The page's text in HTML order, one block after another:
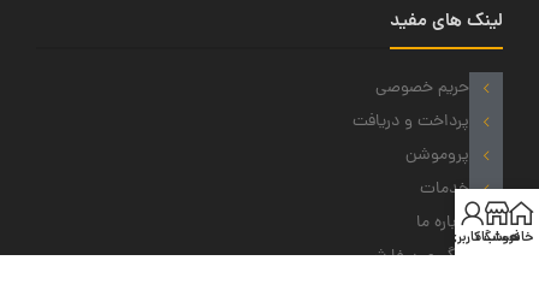
لینک های مفید
حریم خصوصی
پرداخت و دریافت
پروموشن
خدمات
درباره ما
پیگیری سفارش
خانهفروشگاه
حساب کاربری من